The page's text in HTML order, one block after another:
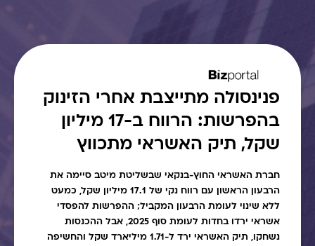
פנינסולה מתייצבת אחרי הזינוק
בהפרשות: הרווח ב-17 מיליון
שקל, תיק האשראי מתכווץ
חברת האשראי החוץ-בנקאי שבשליטת מיטב סיימה את
הרבעון הראשון עם רווח נקי של 17.1 מיליון שקל, כמעט
ללא שינוי לעומת הרבעון המקביל; ההפרשות להפסדי
אשראי ירדו בחדות לעומת סוף 2025, אבל ההכנסות
נשחקו, תיק האשראי ירד ל-1.71 מיליארד שקל והחשיפה